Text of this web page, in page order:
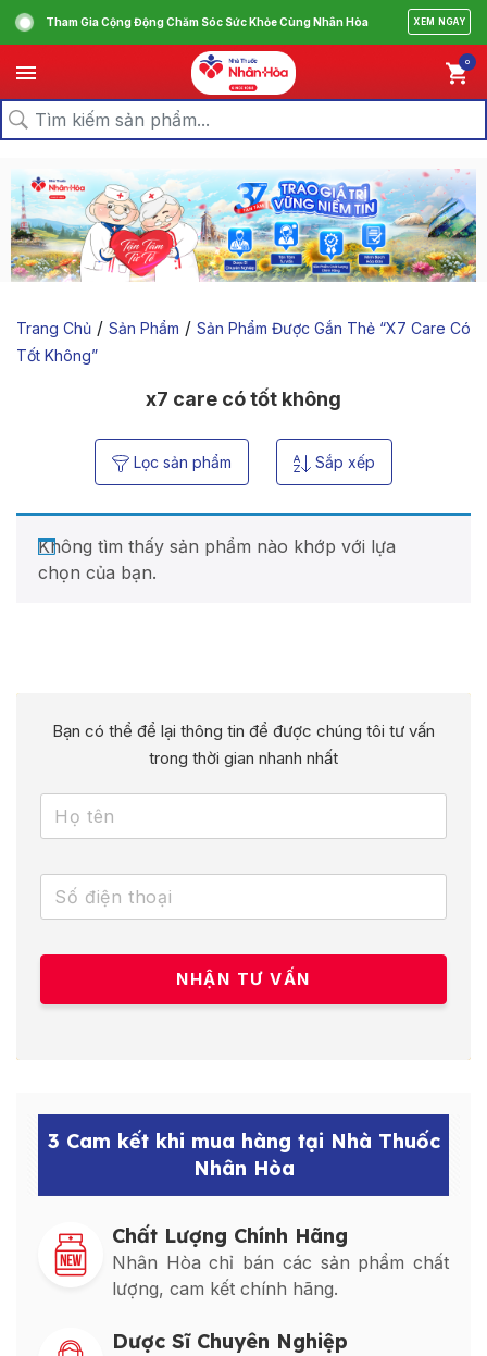
Tham Gia Cộng Động Chăm Sóc Sức Khỏe Cùng Nhân Hòa XEM NGAY
0
Trang Chủ / Sản Phẩm / Sản Phẩm Được Gắn Thẻ “x7 Care Có
Tốt Không”
x7 care có tốt không
Lọc sản phẩm Sắp xếp
Không tìm thấy sản phẩm nào khớp với lựa
chọn của bạn.
Bạn có thể để lại thông tin để được chúng tôi tư vấn
trong thời gian nhanh nhất
3 Cam kết khi mua hàng tại Nhà Thuốc
Nhân Hòa
Chất Lượng Chính Hãng
Nhân Hòa chỉ bán các sản phẩm chất
lượng, cam kết chính hãng.
Dược Sĩ Chuyên Nghiệp